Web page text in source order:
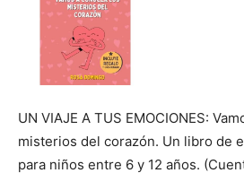
UN VIAJE A TUS EMOCIONES:
misterios del corazón. Un libro de
para niños entre 6 y 12 años.